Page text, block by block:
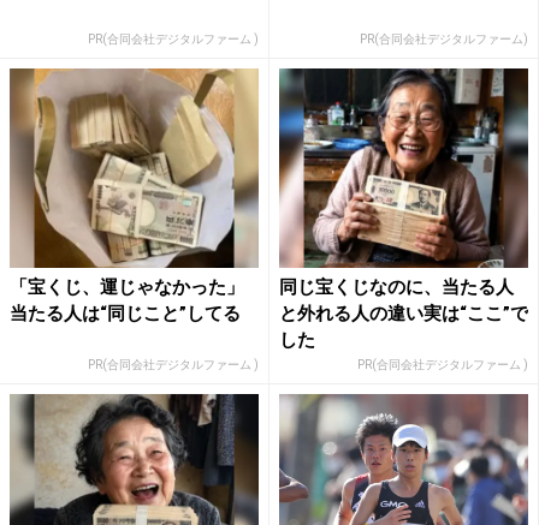
PR(合同会社デジタルファーム ) PR(合同会社デジタルファーム)
「宝くじ、運じゃなかった」
当たる人は“同じこと”してる
PR(合同会社デジタルファーム )
同じ宝くじなのに、当たる人
と外れる人の違い実は“ここ”で
した
PR(合同会社デジタルファーム )